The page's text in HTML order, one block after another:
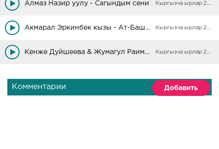
Алмаз Назир уулу - Сагындым сени Кыргызча ырлар 2025
Акмарал Эркинбек кызы - Ат-Башым Кыргызча ырлар 2025
Кенже Дуйшеева & Жумагул Раимжан кызы - Сагындым сени Кыргызча ырлар 2025
Комментарии Добавить